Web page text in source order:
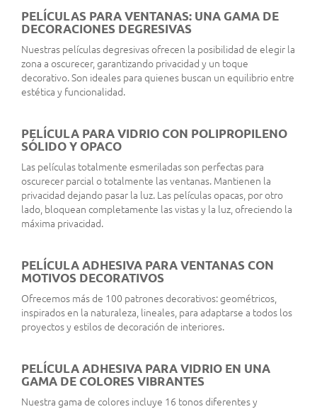
PELÍCULAS PARA VENTANAS: UNA GAMA DE
DECORACIONES DEGRESIVAS
Nuestras películas degresivas ofrecen la posibilidad de elegir la
zona a oscurecer, garantizando privacidad y un toque
decorativo. Son ideales para quienes buscan un equilibrio entre
estética y funcionalidad.
PELÍCULA PARA VIDRIO CON POLIPROPILENO
SÓLIDO Y OPACO
Las películas totalmente esmeriladas son perfectas para
oscurecer parcial o totalmente las ventanas. Mantienen la
privacidad dejando pasar la luz. Las películas opacas, por otro
lado, bloquean completamente las vistas y la luz, ofreciendo la
máxima privacidad.
PELÍCULA ADHESIVA PARA VENTANAS CON
MOTIVOS DECORATIVOS
Ofrecemos más de 100 patrones decorativos: geométricos,
inspirados en la naturaleza, lineales, para adaptarse a todos los
proyectos y estilos de decoración de interiores.
PELÍCULA ADHESIVA PARA VIDRIO EN UNA
GAMA DE COLORES VIBRANTES
Nuestra gama de colores incluye 16 tonos diferentes y